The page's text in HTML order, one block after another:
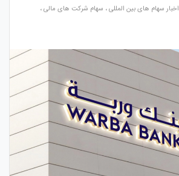
اخبار سهام های بین المللی، سهام شرکت های مالی،